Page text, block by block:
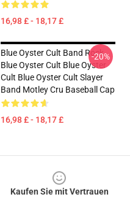
16,98 £ - 18,17 £
Blue Oyster Cult Band Rock
Blue Oyster Cult Blue Oyster
Cult Blue Oyster Cult Slayer
Band Motley Cru Baseball Cap
16,98 £ - 18,17 £
-20%
Kaufen Sie mit Vertrauen